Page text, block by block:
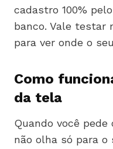
cadastro 100%
banco. Vale testar
para ver onde o
Como
da tela
Quando você
não olha só para o